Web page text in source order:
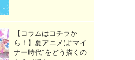
【コラムはコチラか
ら！】夏アニメは“マイ
ナー時代”をどう描くの